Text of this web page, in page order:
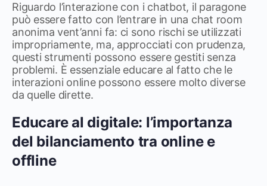
Riguardo l’interazione con i chatbot, il paragone
può essere fatto con l’entrare in una chat room
anonima vent’anni fa: ci sono rischi se utilizzati
impropriamente, ma, approcciati con prudenza,
questi strumenti possono essere gestiti senza
problemi. È essenziale educare al fatto che le
interazioni online possono essere molto diverse
da quelle dirette.
Educare al digitale: l’importanza
del bilanciamento tra online e
offline